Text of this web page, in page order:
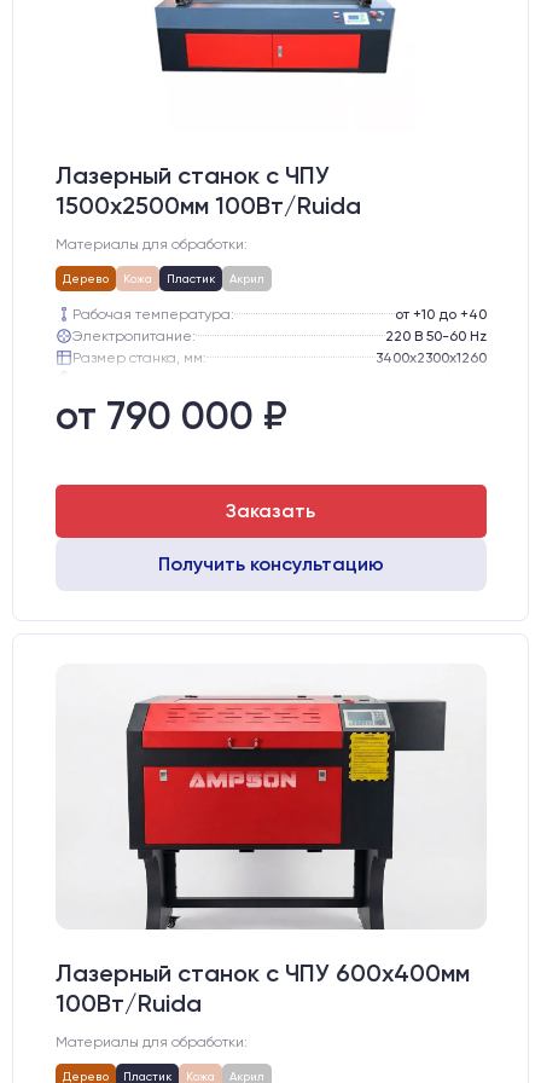
Лазерный станок c ЧПУ
1500х2500мм 100Вт/Ruida
Материалы для обработки:
Дерево Кожа Пластик Акрил
Рабочая температура:
от +10 до +40
Электропитание:
220 В 50-60 Hz
Размер станка, мм:
3400х2300х1260
Направляющие оси Y:
Направляющие оси Х:
от 790 000 ₽
Заказать
Получить консультацию
Лазерный станок c ЧПУ 600х400мм
100Вт/Ruida
Материалы для обработки:
Дерево Пластик Кожа Акрил